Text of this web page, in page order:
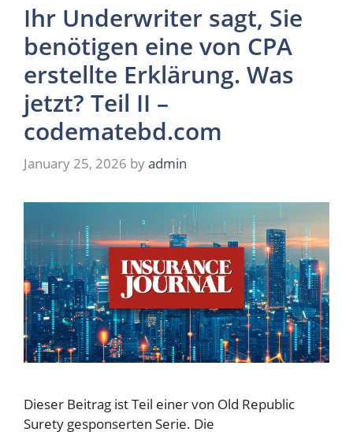
Ihr Underwriter sagt, Sie
benötigen eine von CPA
erstellte Erklärung. Was
jetzt? Teil II –
codematebd.com
January 25, 2026 byadmin
Dieser Beitrag ist Teil einer von Old Republic
Surety gesponserten Serie. Die